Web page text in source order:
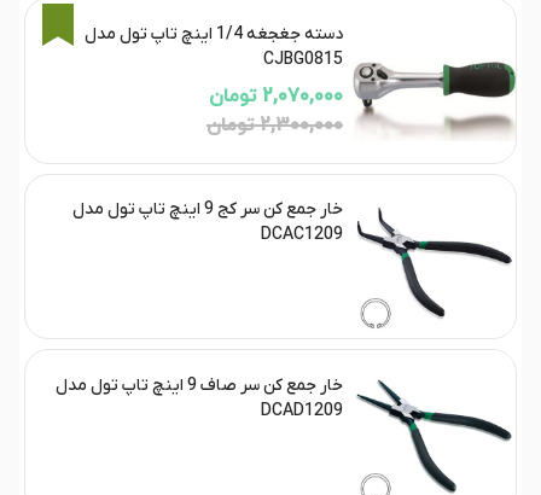
10%
دسته جغجغه 1/4 اینچ تاپ تول مدل
CJBG0815
2,070,000 تومان
2,300,000 تومان
خار جمع کن سر کج 9 اینچ تاپ تول مدل
DCAC1209
خار جمع کن سر صاف 9 اینچ تاپ تول مدل
DCAD1209